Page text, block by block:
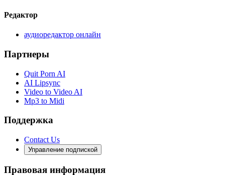
Редактор
аудиоредактор онлайн
Партнеры
Quit Porn AI
AI Lipsync
Video to Video AI
Mp3 to Midi
Поддержка
Contact Us
Управление подпиской
Правовая информация